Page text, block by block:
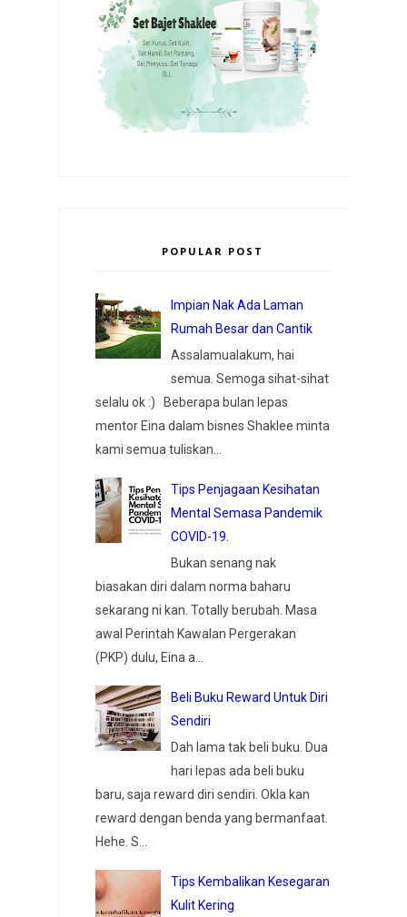
POPULAR POST
Impian Nak Ada Laman
Rumah Besar dan Cantik
Assalamualakum, hai
semua. Semoga sihat-sihat
selalu ok :) Beberapa bulan lepas
mentor Eina dalam bisnes Shaklee minta
kami semua tuliskan...
Tips Penjagaan Kesihatan
Mental Semasa Pandemik
COVID-19.
Bukan senang nak
biasakan diri dalam norma baharu
sekarang ni kan. Totally berubah. Masa
awal Perintah Kawalan Pergerakan
(PKP) dulu, Eina a...
Beli Buku Reward Untuk Diri
Sendiri
Dah lama tak beli buku. Dua
hari lepas ada beli buku
baru, saja reward diri sendiri. Okla kan
reward dengan benda yang bermanfaat.
Hehe. S...
Tips Kembalikan Kesegaran
Kulit Kering